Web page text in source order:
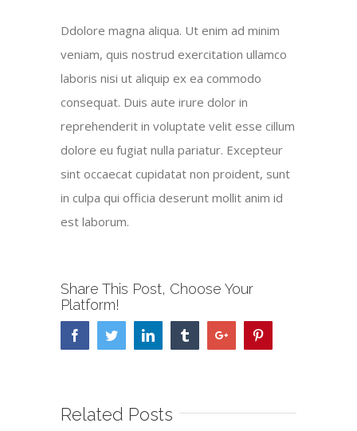
Ddolore magna aliqua. Ut enim ad minim
veniam, quis nostrud exercitation ullamco
laboris nisi ut aliquip ex ea commodo
consequat. Duis aute irure dolor in
reprehenderit in voluptate velit esse cillum
dolore eu fugiat nulla pariatur. Excepteur
sint occaecat cupidatat non proident, sunt
in culpa qui officia deserunt mollit anim id
est laborum.
Share This Post, Choose Your
Platform!
FacebookTwitterLinkedin TumblrGoogle+
Related Posts